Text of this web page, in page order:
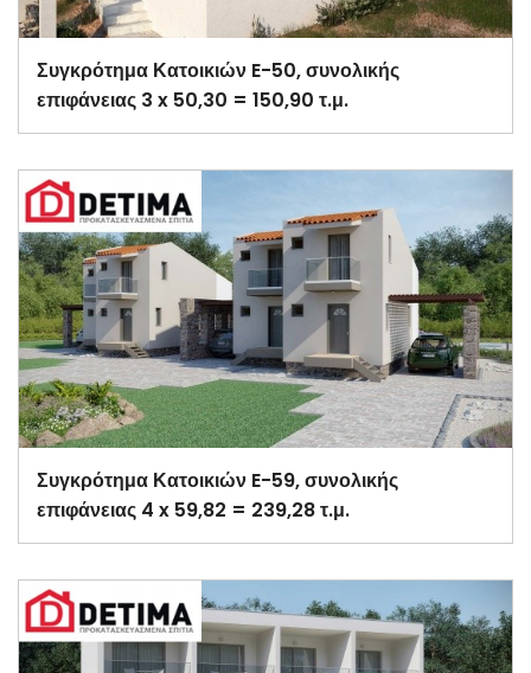
Συγκρότημα Κατοικιών E-50, συνολικής
επιφάνειας 3 x 50,30 = 150,90 τ.μ.
Συγκρότημα Κατοικιών E-59, συνολικής
επιφάνειας 4 x 59,82 = 239,28 τ.μ.